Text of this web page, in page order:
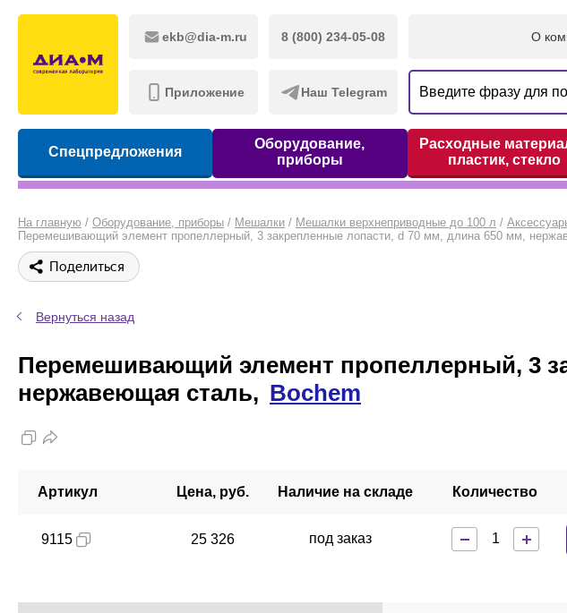
ekb@dia-m.ru 8 (800) 234-05-08
Приложение Наш Telegram
О
Спецпредложения
Оборудование,
приборы
Расходные
пластик, стекло
На главную / Оборудование, приборы / Мешалки / Мешалки верхнеприводные до 100 л /
Перемешивающий элемент пропеллерный, 3 закрепленные лопасти, d 70 мм, длина 650 мм,
Поделиться
Вернуться назад
Перемешивающий элемент пропеллерный, 3
нержавеющая сталь, Bochem
Артикул Цена, руб. Наличие на складе Количество
9115 25 326 под заказ